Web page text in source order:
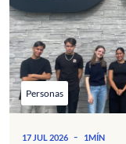
Personas
17 JUL 2026 - 1MÍN